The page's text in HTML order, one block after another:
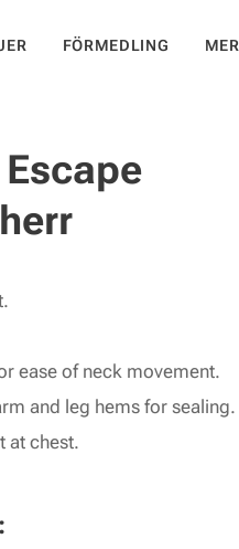
FÖRMEDLING MER
ease of neck movement.
and leg hems for sealing.
at chest.